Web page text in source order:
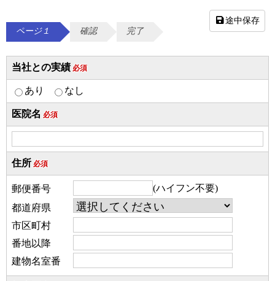
ページ１ 確認 完了
当社との実績 必須
あり なし
医院名 必須
住所 必須
郵便番号
(ハイフン不要)
都道府県
市区町村
番地以降
建物名室番
途中保存